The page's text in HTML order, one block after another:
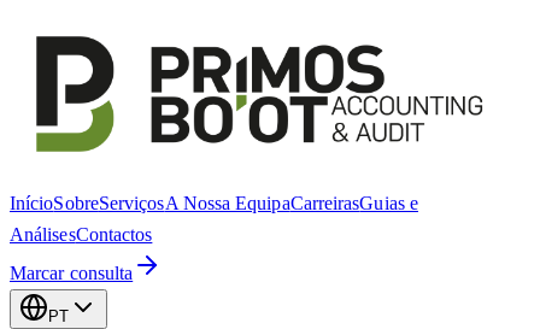
InícioSobreServiçosA Nossa EquipaCarreirasGuias e
AnálisesContactos
Marcar consulta
PT